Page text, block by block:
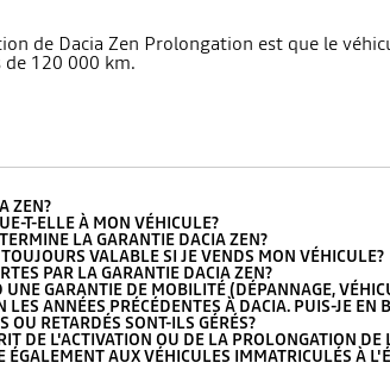
de Dacia Zen Prolongation est que le
120 000 km.
ZEN?
T-ELLE À MON VÉHICULE?
LA GARANTIE DACIA ZEN?
VALABLE SI JE VENDS MON VÉHICULE?
PAR LA GARANTIE DACIA ZEN?
UNE GARANTIE DE MOBILITÉ (DÉPANNAGE,
ANNÉES PRÉCÉDENTES À DACIA. PUIS-JE EN
RETARDÉS SONT-ILS GÉRÉS?
DE L'ACTIVATION OU DE LA PROLONGATION DE
ÉGALEMENT AUX VÉHICULES IMMATRICULÉS À